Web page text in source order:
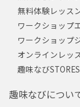
無料体験レッス
ワークショップ
ワークショップ
オンラインレッ
趣味なびSTORES
趣味なびについ